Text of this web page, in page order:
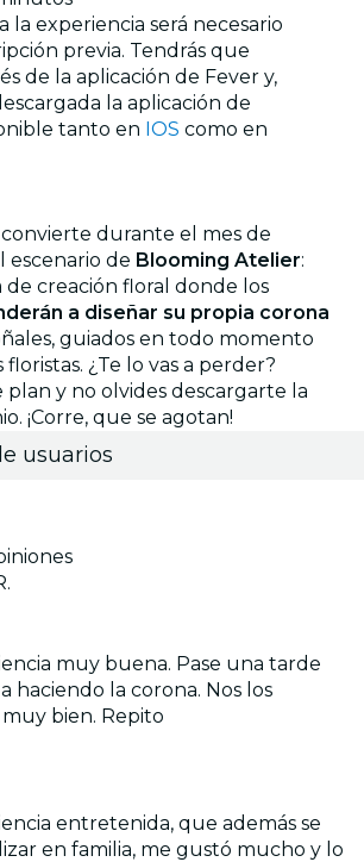
la experiencia será necesario
previa. Tendrás que
de la aplicación de Fever y,
la aplicación de
tanto en IOS como en
durante el mes de
escenario de Blooming Atelier:
de creación floral donde los
a diseñar su propia corona
guiados en todo momento
¿Te lo vas a perder?
y no olvides descargarte la
¡Corre, que se agotan!
usuarios
muy buena. Pase una tarde
haciendo la corona. Nos los
bien. Repito
entretenida, que además se
en familia, me gustó mucho y lo